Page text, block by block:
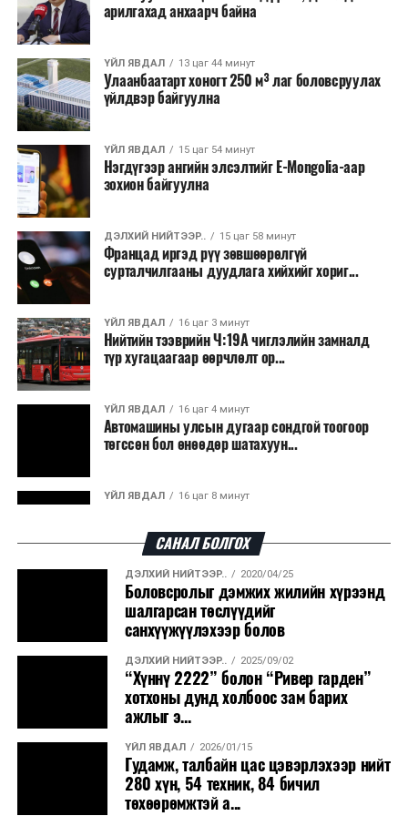
Лаг хатаах, шатаах технологи нь бохир ус цэвэрлэх
байгууламжаас гардаг лагийг байгаль орчинд аюулгүй
аргаар боловсруулж, эзлэхүүнийг эрс бууруулах
зориулалттай. Лагийг өндөр температурт шатааснаар
эзлэхүүн нь 90 хүртэл хувиар буурч, бактери, вирус
болон бусад өвчин үүсгэгч бичил биетнийг устгах
боломжтой.
Түүнчлэн шаталтын явцад үүсэх дулааныг цахилгаан
болон дулааны эрчим хүч үйлдвэрлэхэд ашиглаж
болдог. Зарим технологийн хувьд шаталтын дараа
үлдэх үнснээс фосфор зэрэг ашигт эрдсийг сэргээн
авах боломжтой аж.
Япон, Герман, Швейцар, Нидерланд, Өмнөд Солонгос
зэрэг улс лаг хатаах, шатаах технологийг ашиглаж
байна. Тухайлбал, Германд лаг шатаах үйлдвэрээс
гарсан үнснээс фосфор сэргээн авах технологи
ашигладаг бол Нидерландад төвлөрсөн лаг
боловсруулах үйлдвэрүүдээр дулаан, цахилгаан
эрчим хүч үйлдвэрлэдэг.
Ийнхүү лаг хатаах, шатаах технологийг лагийн
үйлдвэрлэх, нөөцийг дахин ашиглах чиглэлээр олон
улсад өргөн ашиглаж байна.
арилгахад анхаарч байна
ҮЙЛ ЯВДАЛ 13 цаг 44 минут
Улаанбаатарт хоногт 250 м³ лаг боловсруулах
үйлдвэр байгуулна
ҮЙЛ ЯВДАЛ 15 цаг 54 минут
Нэгдүгээр ангийн элсэлтийг E-Mongolia-аар
зохион байгуулна
ДЭЛХИЙ НИЙТЭЭР.. 15 цаг 58 минут
Францад иргэд рүү зөвшөөрөлгүй
сурталчилгааны дуудлага хийхийг хориг...
ҮЙЛ ЯВДАЛ 16 цаг 3 минут
Нийтийн тээврийн Ч:19А чиглэлийн замналд
түр хугацаагаар өөрчлөлт ор...
ҮЙЛ ЯВДАЛ 16 цаг 4 минут
Автомашины улсын дугаар сондгой тоогоор
төгссөн бол өнөөдөр шатахуун...
ҮЙЛ ЯВДАЛ 16 цаг 8 минут
ДЭЛХИЙ НИЙТЭЭР..
“Уралдронзавод” компанийн ерөнхий
захирлын автомашиныг дэлбэлжээ...
ҮЙЛ ЯВДАЛ 2026/08/06
Сүхбаатар боомтоор тав хоногт 10 мянга гаруй
тонн АИ-92 автобензин и...
ДЭЛХИЙ НИЙТЭЭР..
Вашингтон мужийн ой хээрийн түймрийг
хяналтад авах ажил ахицтай байн...
САНАЛ БОЛГОХ
ДЭЛХИЙ НИЙТЭЭР.. 2020/04/25
Боловсролыг дэмжих жилийн хүрээнд
шалгарсан төслүүдийг
санхүүжүүлэхээр болов
ДЭЛХИЙ НИЙТЭЭР.. 2025/09/02
“Хүннү 2222” болон “Ривер гарден”
хотхоны дунд холбоос зам барих
ажлыг э...
ҮЙЛ ЯВДАЛ 2026/01/15
Гудамж, талбайн цас цэвэрлэхээр нийт
280 хүн, 54 техник, 84 бичил
төхөөрөмжтэй а...